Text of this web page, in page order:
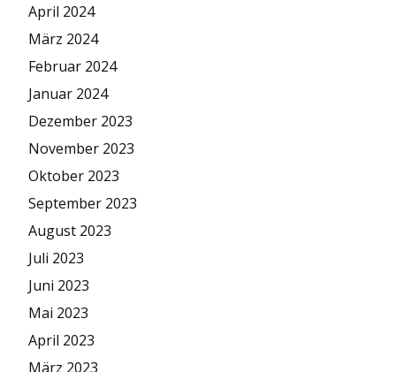
April 2024
März 2024
Februar 2024
Januar 2024
Dezember 2023
November 2023
Oktober 2023
September 2023
August 2023
Juli 2023
Juni 2023
Mai 2023
April 2023
März 2023